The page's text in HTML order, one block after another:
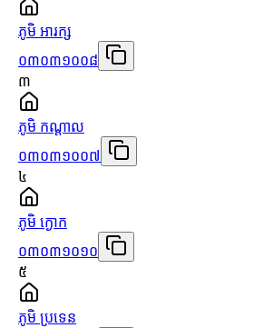
ភូមិ អារក្ស
០៣០៣១០០៨
៣
ភូមិ កណ្ដាល
០៣០៣១០០៧
៤
ភូមិ ក្ងោក
០៣០៣១០១០
៥
ភូមិ ប្រទេន